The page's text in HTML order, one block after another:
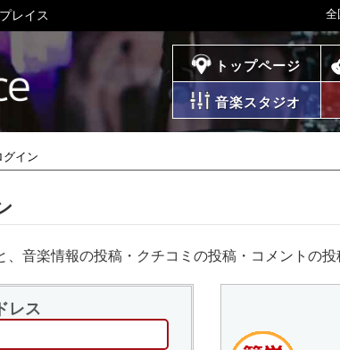
全
レイス
ミュージックプレイス トップページ
音楽スタジオ
グイン
、音楽情報の投稿・クチコミの投稿・コメントの
レス